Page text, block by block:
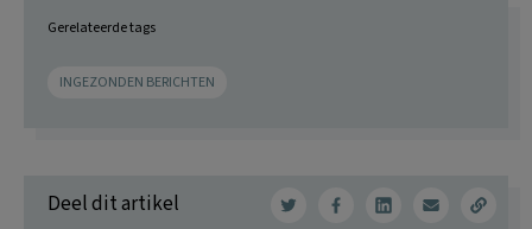
Gerelateerde tags
INGEZONDEN BERICHTEN
Deel dit artikel